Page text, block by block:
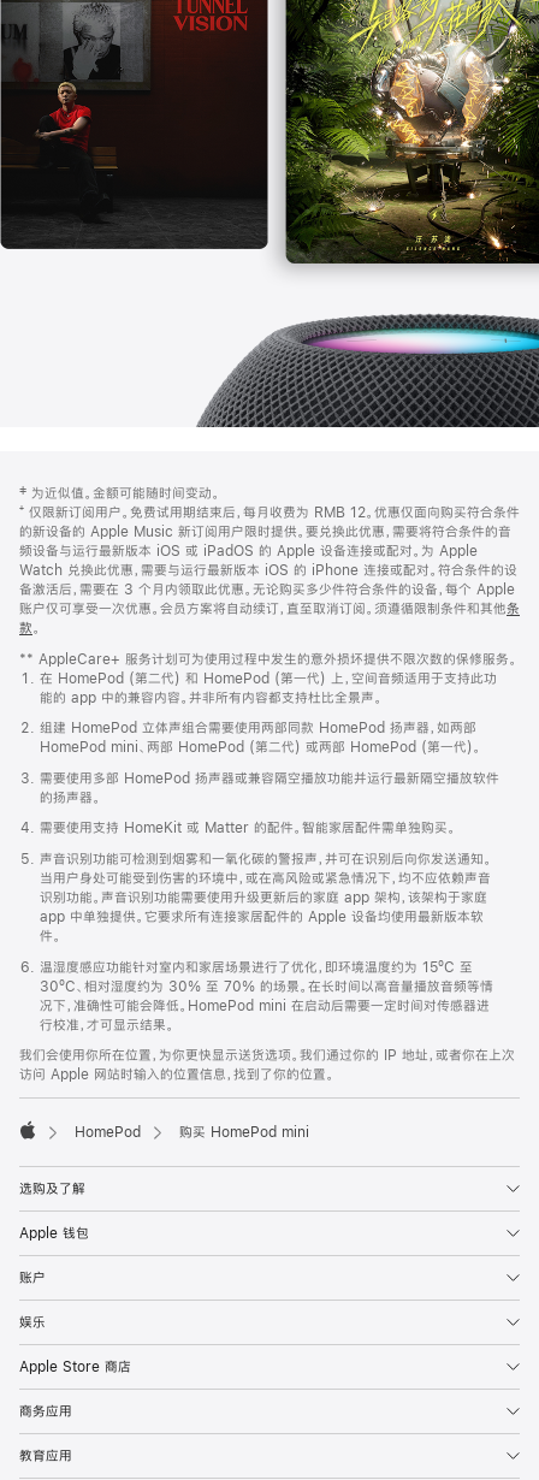
中
打
开)
页
页
脚
注
‡ 为近似值。金额可能随时间变动。
⁺ 仅限新订阅用户。免费试用期结束后，每月收费为 RMB 12。优惠仅面向购买符合条件
的新设备的 Apple Music 新订阅用户限时提供。要兑换此优惠，需要将符合条件的音
频设备与运行最新版本 iOS 或 iPadOS 的 Apple 设备连接或配对。为 Apple
Watch 兑换此优惠，需要与运行最新版本 iOS 的 iPhone 连接或配对。符合条件的设
备激活后，需要在 3 个月内领取此优惠。无论购买多少件符合条件的设备，每个 Apple
账户仅可享受一次优惠。会员方案将自动续订，直至取消订阅。须遵循限制条件和其他条
款。
窗
口
中
打
开)
** AppleCare+ 服务计划可为使用过程中发生的意外损坏提供不限次数的保修服务。
在 HomePod (第二代) 和 HomePod (第一代) 上，空间音频适用于支持此功
能的 app 中的兼容内容。并非所有内容都支持杜比全景声。
组建 HomePod 立体声组合需要使用两部同款 HomePod 扬声器，如两部
HomePod mini、两部 HomePod (第二代) 或两部 HomePod (第一代)。
需要使用多部 HomePod 扬声器或兼容隔空播放功能并运行最新隔空播放软件
的扬声器。
需要使用支持 HomeKit 或 Matter 的配件。智能家居配件需单独购买。
声音识别功能可检测到烟雾和一氧化碳的警报声，并可在识别后向你发送通知。
当用户身处可能受到伤害的环境中，或在高风险或紧急情况下，均不应依赖声音
识别功能。声音识别功能需要使用升级更新后的家庭 app 架构，该架构于家庭
app 中单独提供。它要求所有连接家居配件的 Apple 设备均使用最新版本软
件。
温湿度感应功能针对室内和家居场景进行了优化，即环境温度约为 15ºC 至
30ºC、相对湿度约为 30% 至 70% 的场景。在长时间以高音量播放音频等情
况下，准确性可能会降低。HomePod mini 在启动后需要一定时间对传感器进
行校准，才可显示结果。
我们会使用你所在位置，为你更快显示送货选项。我们通过你的 IP 地址，或者你在上次
访问 Apple 网站时输入的位置信息，找到了你的位置。
HomePod 购买 HomePod mini
选购及了解
Apple 钱包
账户
娱乐
Apple Store 商店
商务应用
教育应用